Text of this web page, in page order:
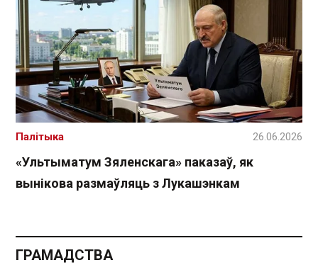
«Ультыматум Зяленскага» паказаў, як
вынікова размаўляць з Лукашэнкам
Палітыка 26.06.2026
ГРАМАДСТВА